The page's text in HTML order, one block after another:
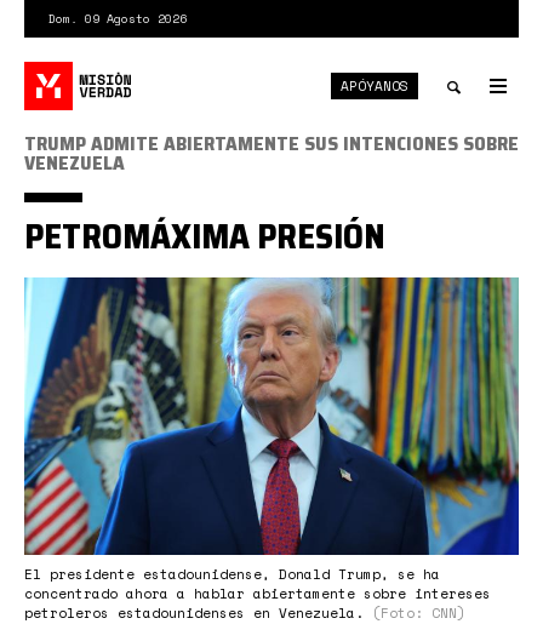
contenido
principal
Dom. 09 Agosto 2026
Toggle
APÓYANOS
Trump
Petróleo.jpg
El presidente estadounidense, Donald Trump, se ha
concentrado ahora a hablar abiertamente sobre intereses
petroleros estadounidenses en Venezuela.
(Foto: CNN)
TRUMP ADMITE ABIERTAMENTE SUS INTENCIONES SOBRE
VENEZUELA
PETROMÁXIMA PRESIÓN